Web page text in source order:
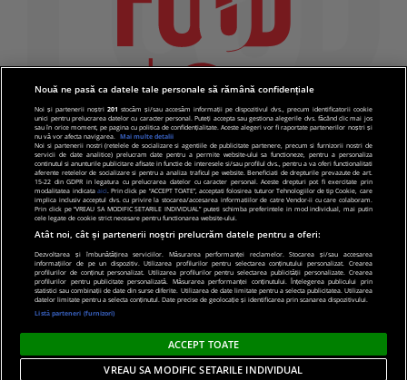
© 2019 PRO TV S.R.L |Politica de Cookie|Politica
de confidentialitate
Nouă ne pasă ca datele tale personale să rămână confidențiale
Noi și partenerii noștri201 stocăm și/sau accesăm informații pe dispozitivul dvs., precum identificatorii cookie
unici pentru prelucrarea datelor cu caracter personal. Puteți accepta sau gestiona alegerile dvs. făcând clic mai jos
sau în orice moment, pe pagina cu politica de confidențialitate. Aceste alegeri vor fi raportate partenerilor noștri și
nu vă vor afecta navigarea.
Mai multe detalii
Noi si partenerii nostri (retelele de socializare si agentiile de publicitate partenere, precum si furnizorii nostri de
servicii de date analitice) prelucram date pentru a permite website-ului sa functioneze, pentru a personaliza
continutul si anunturile publicitare afisate in functie de interesele si/sau profilul dvs., pentru a va oferi functionalitati
aferente retelelor de socializare si pentru a analiza traficul pe website. Beneficiati de drepturile prevazute de art.
15-22 din GDPR in legatura cu prelucrarea datelor cu caracter personal. Aceste drepturi pot fi exercitate prin
modalitatea indicata aici. Prin click pe “ACCEPT TOATE”, acceptati folosirea tuturor Tehnologiilor de tip Cookie, care
implica inclusiv acceptul dvs. cu privire la stocarea/accesarea informatiilor de catre Vendor-ii cu care colaboram.
Prin click pe “VREAU SA MODIFIC SETARILE INDIVIDUAL” puteti schimba preferintele in mod individual, mai putin
cele legate de cookie strict necesare pentru functionarea website-ului.
Atât noi, cât și partenerii noștri prelucrăm datele pentru a oferi:
Dezvoltarea și îmbunătățirea serviciilor. Măsurarea performanței reclamelor. Stocarea și/sau accesarea
informațiilor de pe un dispozitiv. Utilizarea profilurilor pentru selectarea conținutului personalizat. Crearea
profilurilor de conținut personalizat. Utilizarea profilurilor pentru selectarea publicității personalizate. Crearea
profilurilor pentru publicitate personalizată. Măsurarea performanței conținutului. Înțelegerea publicului prin
statistici sau combinații de date din surse diferite. Utilizarea de date limitate pentru a selecta publicitatea. Utilizarea
datelor limitate pentru a selecta conținutul. Date precise de geolocație și identificarea prin scanarea dispozitivului.
Listă parteneri (furnizori)
ACCEPT TOATE
VREAU SA MODIFIC SETARILE INDIVIDUAL